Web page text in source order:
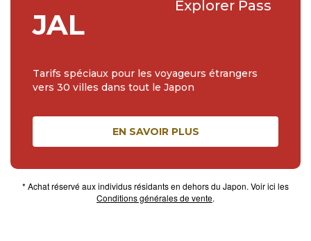
JAL
Explorer Pass
Tarifs spéciaux pour les voyageurs étrangers
vers 30 villes dans tout le Japon
EN SAVOIR PLUS
* Achat réservé aux individus résidants en dehors du Japon. Voir ici les
Conditions générales de vente.